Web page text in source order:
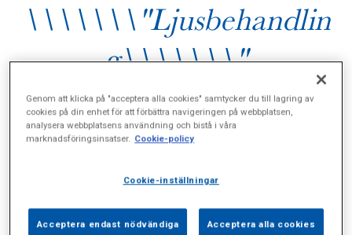
\\\\\\\"Ljusbehandlin
g\\\\\\\"
Genom att klicka på "acceptera alla cookies" samtycker du till lagring av
cookies på din enhet för att förbättra navigeringen på webbplatsen,
analysera webbplatsens användning och bistå i våra
marknadsföringsinsatser. Cookie-policy
Cookie-inställningar
Acceptera endast nödvändiga Acceptera alla cookies